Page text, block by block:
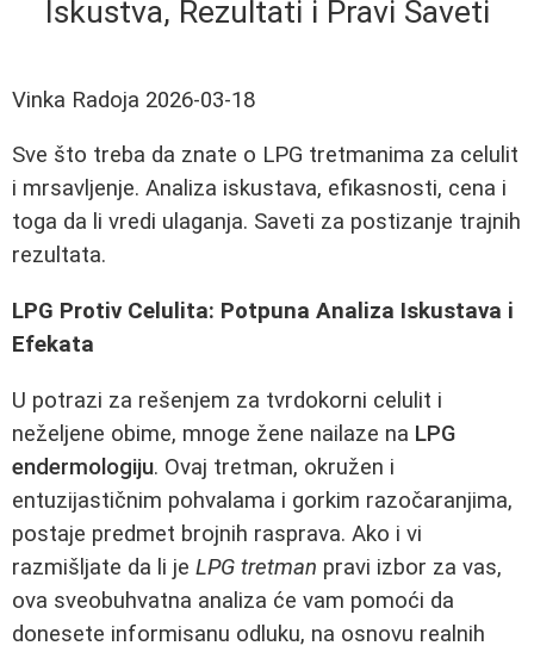
Iskustva, Rezultati i Pravi Saveti
Vinka Radoja 2026-03-18
Sve što treba da znate o LPG tretmanima za celulit
i mrsavljenje. Analiza iskustava, efikasnosti, cena i
toga da li vredi ulaganja. Saveti za postizanje trajnih
rezultata.
LPG Protiv Celulita: Potpuna Analiza Iskustava i
Efekata
U potrazi za rešenjem za tvrdokorni celulit i
neželjene obime, mnoge žene nailaze na LPG
endermologiju. Ovaj tretman, okružen i
entuzijastičnim pohvalama i gorkim razočaranjima,
postaje predmet brojnih rasprava. Ako i vi
razmišljate da li je LPG tretman pravi izbor za vas,
ova sveobuhvatna analiza će vam pomoći da
donesete informisanu odluku, na osnovu realnih